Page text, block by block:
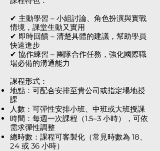
✔ 主動學習 – 小組討論、角色扮演與實戰
情境，課堂生動又實用
✔ 即時回饋 – 清楚具體的建議，幫助學員
快速進步
✔ 協作練習 – 團隊合作任務，強化國際職
場必備的溝通能力
課程形式：
地點：可配合安排至貴公司或指定場地授
課
人數：可彈性安排小班、中班或大班授課
時間：每週一次課程（1.5–3 小時），可依
需求彈性調整
總時數：課程可客製化（常見時數為 18、
24 或 36 小時）